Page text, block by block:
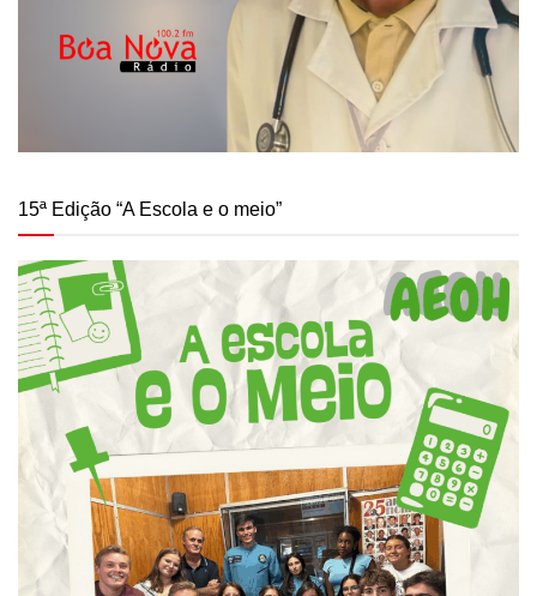
15ª Edição “A Escola e o meio”